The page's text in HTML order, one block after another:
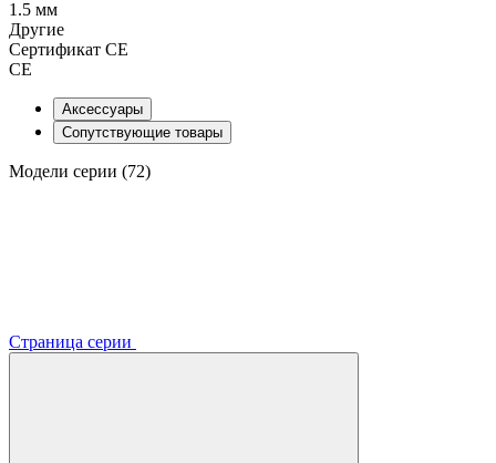
1.5 мм
Другие
Сертификат CE
CE
Аксессуары
Сопутствующие товары
Модели серии (72)
Страница серии